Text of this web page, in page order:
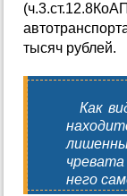
тысяч рублей.
Как
него